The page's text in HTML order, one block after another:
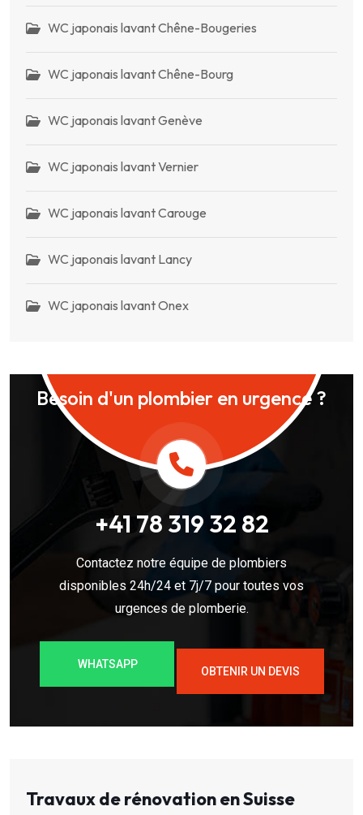
WC japonais lavant Chêne-Bougeries
WC japonais lavant Chêne-Bourg
WC japonais lavant Genève
WC japonais lavant Vernier
WC japonais lavant Carouge
WC japonais lavant Lancy
WC japonais lavant Onex
Besoin d'un plombier en urgence ?
+41 78 319 32 82
Contactez notre équipe de plombiers
disponibles 24h/24 et 7j/7 pour toutes vos
urgences de plomberie.
WHATSAPP
OBTENIR UN DEVIS
Travaux de rénovation en Suisse